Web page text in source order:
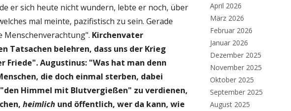
er sich heute nicht wundern, lebte er noch, über
mal meinte, pazifistisch zu sein. Gerade
Kirchenvater
Tatsachen belehren, dass uns der Krieg
Augustinus: "Was hat man denn
die doch einmal sterben, dabei
Himmel mit Blutvergießen" zu verdienen,
heimlich und öffentlich, wer da kann, wie
April 2026
März 2026
Februar 2026
Januar 2026
Dezember 2025
November 2025
Oktober 2025
September 2025
August 2025